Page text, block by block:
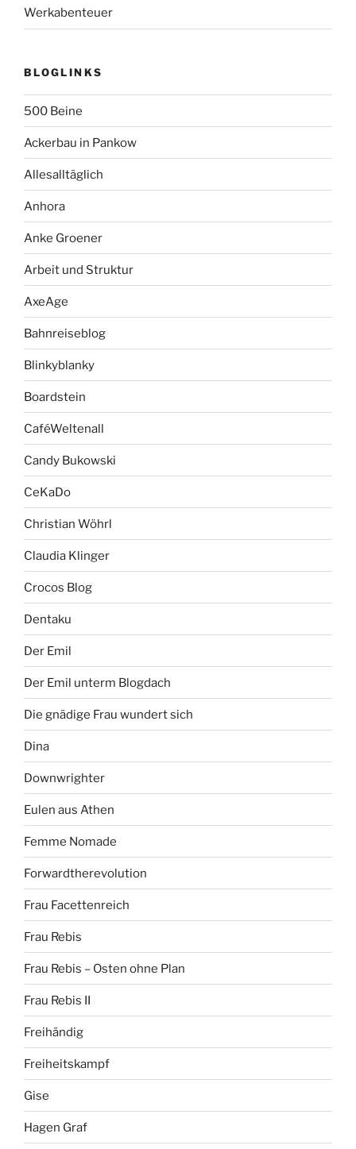
Werkabenteuer
BLOGLINKS
500 Beine
Ackerbau in Pankow
Allesalltäglich
Anhora
Anke Groener
Arbeit und Struktur
AxeAge
Bahnreiseblog
Blinkyblanky
Boardstein
CaféWeltenall
Candy Bukowski
CeKaDo
Christian Wöhrl
Claudia Klinger
Crocos Blog
Dentaku
Der Emil
Der Emil unterm Blogdach
Die gnädige Frau wundert sich
Dina
Downwrighter
Eulen aus Athen
Femme Nomade
Forwardtherevolution
Frau Facettenreich
Frau Rebis
Frau Rebis – Osten ohne Plan
Frau Rebis II
Freihändig
Freiheitskampf
Gise
Hagen Graf